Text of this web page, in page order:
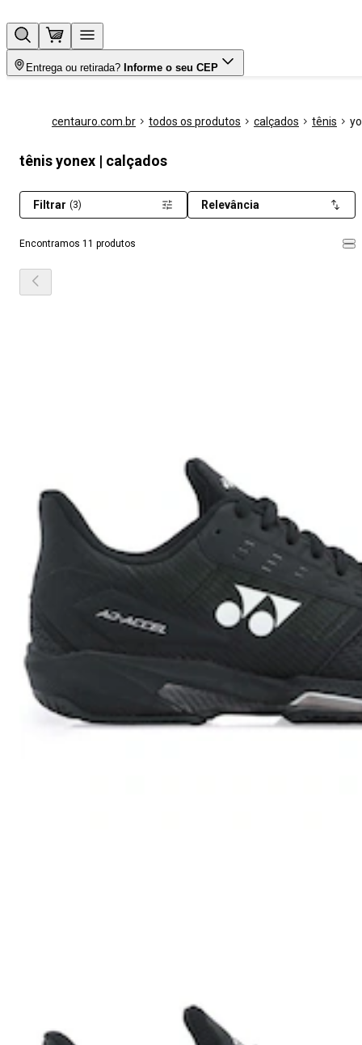
Entrega ou retirada? Informe o seu CEP
centauro.com.br todos os produtos calçados tênis
tênis yonex | calçados
Encontramos 11 produtos
Filtrar (3) Relevância